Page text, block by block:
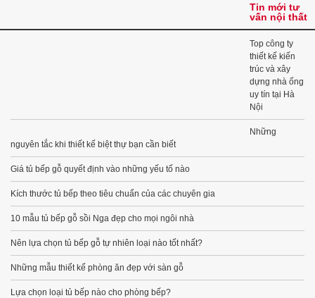
Tin mới tư
vấn nội thất
Top công ty
thiết kế kiến
trúc và xây
dựng nhà ống
uy tín tại Hà
Nội
Những
nguyên tắc khi thiết kế biệt thự bạn cần biết
Giá tủ bếp gỗ quyết định vào những yếu tố nào
Kích thước tủ bếp theo tiêu chuẩn của các chuyên gia
10 mẫu tủ bếp gỗ sồi Nga đẹp cho mọi ngôi nhà
Nên lựa chọn tủ bếp gỗ tự nhiên loại nào tốt nhất?
Những mẫu thiết kế phòng ăn đẹp với sàn gỗ
Lựa chọn loại tủ bếp nào cho phòng bếp?